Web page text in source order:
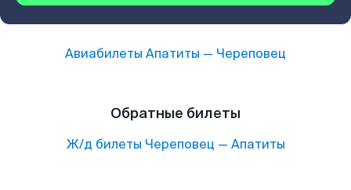
Авиабилеты Апатиты — Череповец
Обратные билеты
Ж/д билеты Череповец — Апатиты